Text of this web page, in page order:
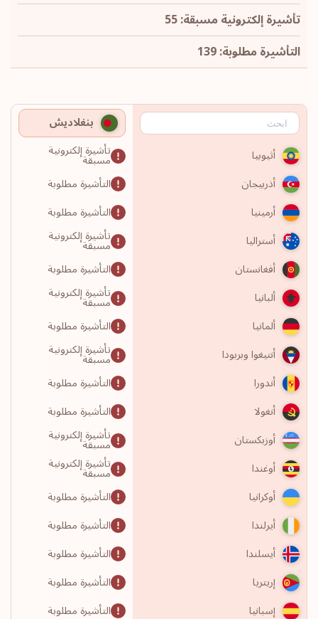
تأشيرة إلكترونية مسبقة: 55
التأشيرة مطلوبة: 139
بنغلاديش
أثيوبيا
تأشيرة إلكترونية
مسبقة
أذربيجان
التأشيرة مطلوبة
أرمينيا
التأشيرة مطلوبة
أستراليا
تأشيرة إلكترونية
مسبقة
أفغانستان
التأشيرة مطلوبة
ألبانيا
تأشيرة إلكترونية
مسبقة
ألمانيا
التأشيرة مطلوبة
أنتيغوا وبربودا
تأشيرة إلكترونية
مسبقة
أندورا
التأشيرة مطلوبة
أنغولا
التأشيرة مطلوبة
أوزبكستان
تأشيرة إلكترونية
مسبقة
أوغندا
تأشيرة إلكترونية
مسبقة
أوكرانيا
التأشيرة مطلوبة
أيرلندا
التأشيرة مطلوبة
أيسلندا
التأشيرة مطلوبة
إريتريا
التأشيرة مطلوبة
إسبانيا
التأشيرة مطلوبة